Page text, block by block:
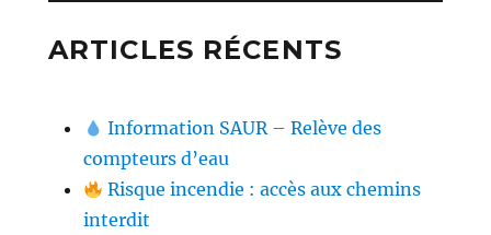
ARTICLES RÉCENTS
Information SAUR – Relève des
compteurs d’eau
Risque incendie : accès aux chemins
interdit